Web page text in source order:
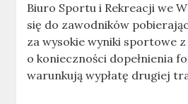
Biuro Sportu i Rekreacji we
się do zawodników
za wysokie wyniki sportowe
o konieczności dopełnienia
warunkują wypłatę drugiej